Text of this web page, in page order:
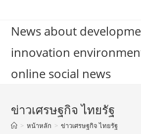
contentNews about
innovation
online social news
ข่าวเศรษฐกิจ ไทยรัฐ
> หน้าหลัก > ข่าวเศรษฐกิจ ไทยรัฐ